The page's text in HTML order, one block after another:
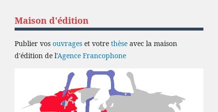
Maison d'édition
Publier vos ouvrages et votre thèse avec la maison
d'édition de l'Agence Francophone